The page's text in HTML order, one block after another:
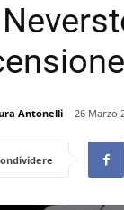
Antonelli 26 Marzo